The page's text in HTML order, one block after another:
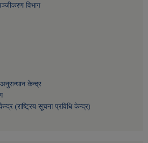
विभाग
अनुसन्धान केन्द्र
(राष्ट्रिय सूचना प्रविधि केन्द्र)